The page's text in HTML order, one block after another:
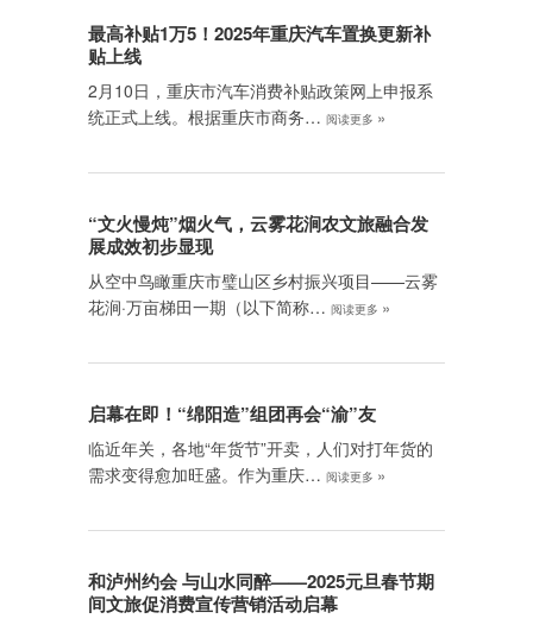
最高补贴1万5！2025年重庆汽车置换更新补
贴上线
2月10日，重庆市汽车消费补贴政策网上申报系
统正式上线。根据重庆市商务… 阅读更多 »
“文火慢炖”烟火气，云雾花涧农文旅融合发
展成效初步显现
从空中鸟瞰重庆市璧山区乡村振兴项目——云雾
花涧·万亩梯田一期（以下简称… 阅读更多 »
启幕在即！“绵阳造”组团再会“渝”友
临近年关，各地“年货节”开卖，人们对打年货的
需求变得愈加旺盛。作为重庆… 阅读更多 »
和泸州约会 与山水同醉——2025元旦春节期
间文旅促消费宣传营销活动启幕